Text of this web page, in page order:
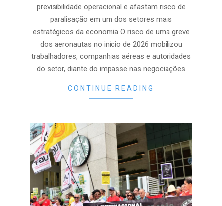
previsibilidade operacional e afastam risco de
paralisação em um dos setores mais
estratégicos da economia O risco de uma greve
dos aeronautas no início de 2026 mobilizou
trabalhadores, companhias aéreas e autoridades
do setor, diante do impasse nas negociações
CONTINUE READING